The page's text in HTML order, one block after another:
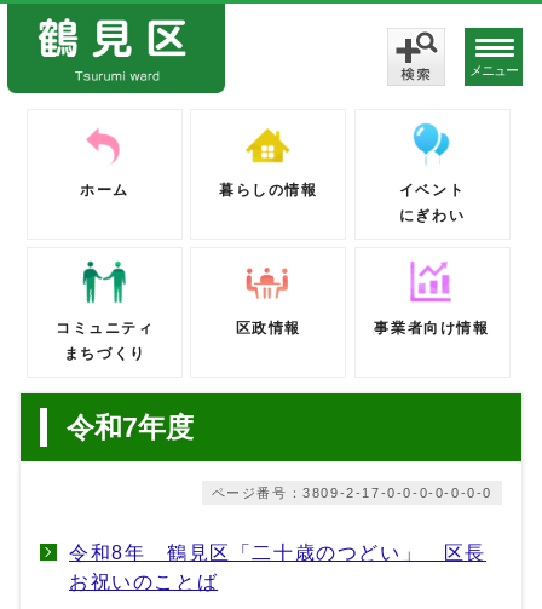
メニュー
ホーム 暮らしの情報
イベント
にぎわい
コミュニティ
まちづくり
区政情報 事業者向け情報
令和7年度
ページ番号：3809-2-17-0-0-0-0-0-0-0
令和8年 鶴見区「二十歳のつどい」 区長
お祝いのことば